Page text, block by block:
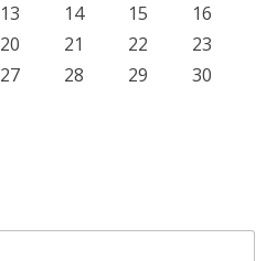
13 14 15
16
20 21 22
23
27 28 29
30